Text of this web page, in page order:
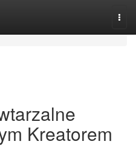
Kreatorem